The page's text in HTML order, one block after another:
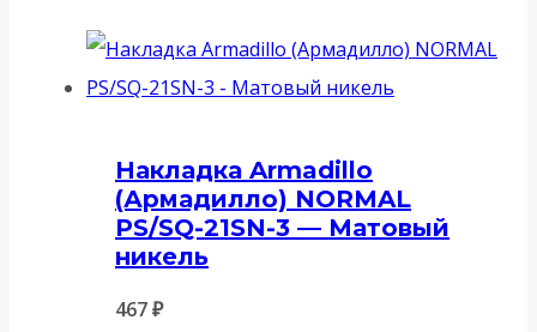
Накладка Armadillo
(Армадилло) NORMAL
PS/SQ-21SN-3 — Матовый
никель
467₽